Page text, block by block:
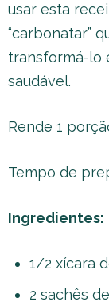
usar esta
“carbonatar”
transformá-lo
saudável.
Rende 1
Tempo de
Ingredientes:
1/2 xícara
2 sachês